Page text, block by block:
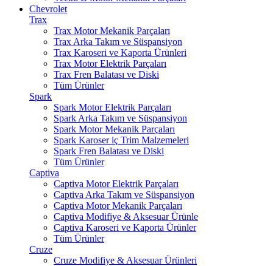
Chevrolet
Trax
Trax Motor Mekanik Parçaları
Trax Arka Takım ve Süspansiyon
Trax Karoseri ve Kaporta Ürünleri
Trax Motor Elektrik Parçaları
Trax Fren Balatası ve Diski
Tüm Ürünler
Spark
Spark Motor Elektrik Parçaları
Spark Arka Takım ve Süspansiyon
Spark Motor Mekanik Parçaları
Spark Karoser iç Trim Malzemeleri
Spark Fren Balatası ve Diski
Tüm Ürünler
Captiva
Captiva Motor Elektrik Parçaları
Captiva Arka Takım ve Süspansiyon
Captiva Motor Mekanik Parçaları
Captiva Modifiye & Aksesuar Ürünle
Captiva Karoseri ve Kaporta Ürünler
Tüm Ürünler
Cruze
Cruze Modifiye & Aksesuar Ürünleri